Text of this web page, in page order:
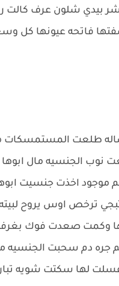
بيدي شلون عرف كالت
فاتحه عيونها كل
طلعت المستمسكات
نوب الجنسيه مال
هم موجود اخذت جنسيت
ترخص اوس يروح
وكمت صعدت فوك
دم سحبت الجنسيه
لها سكتت شويه